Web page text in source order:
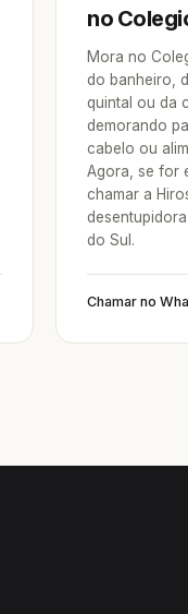
no
Mora no
do banheiro,
quintal ou da
demorando
cabelo ou
Agora, se for
chamar a
do Sul.
Chamar no